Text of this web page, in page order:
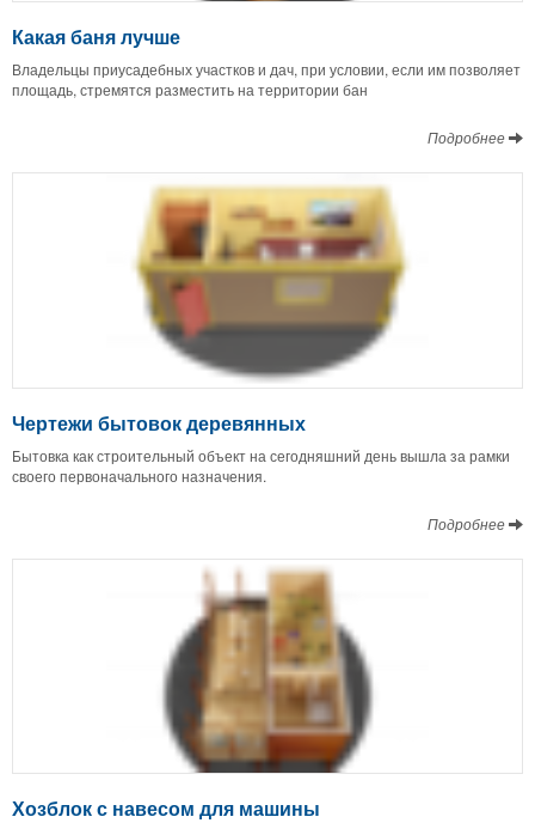
Какая баня лучше
Владельцы приусадебных участков и дач, при условии, если им позволяет
площадь, стремятся разместить на территории бан
Подробнее
Чертежи бытовок деревянных
Бытовка как строительный объект на сегодняшний день вышла за рамки
своего первоначального назначения.
Подробнее
Хозблок с навесом для машины